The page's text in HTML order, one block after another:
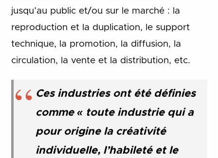
jusqu’au public et/ou sur le marché : la
reproduction et la duplication, le support
technique, la promotion, la diffusion, la
circulation, la vente et la distribution, etc.
Ces industries ont été définies
comme « toute industrie qui a
pour origine la créativité
individuelle, l’habileté et le